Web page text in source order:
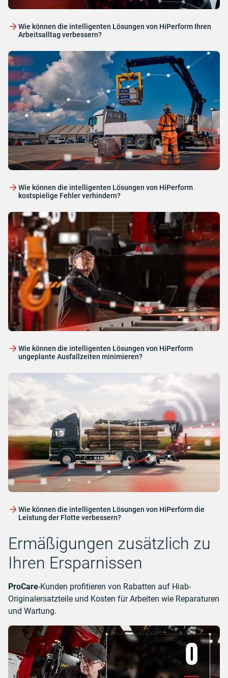
Wie können die intelligenten Lösungen von HiPerform Ihren
Arbeitsalltag verbessern?
Wie können die intelligenten Lösungen von HiPerform
kostspielige Fehler verhindern?
Wie können die intelligenten Lösungen von HiPerform
ungeplante Ausfallzeiten minimieren?
Wie können die intelligenten Lösungen von HiPerform die
Leistung der Flotte verbessern?
Ermäßigungen zusätzlich zu
Ihren Ersparnissen
ProCare-Kunden profitieren von Rabatten auf Hiab-
Originalersatzteile und Kosten für Arbeiten wie Reparaturen
und Wartung.